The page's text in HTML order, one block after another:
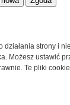
równoznaczne
z ograniczoną
komandytowa,
REGON
w postaci
strony i
Możesz ustawić
Te pliki